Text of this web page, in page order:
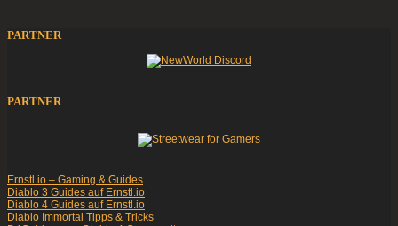
PARTNER
PARTNER
Ernstl.io – Gaming & Guides
Diablo 3 Guides auf Ernstl.io
Diablo 4 Guides auf Ernstl.io
Diablo Immortal Tipps & Tricks